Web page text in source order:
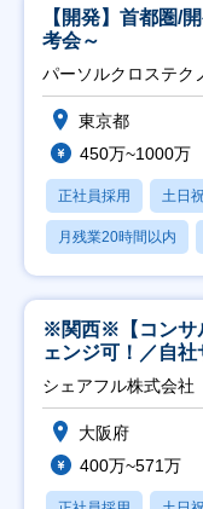
【開発】首都圏/
考会～
パーソルクロステク
東京都
450万~1000万
正社員採用 土日
月残業20時間以内
※関西※【コンサ
ェンジ可！／自
シェアフル株式会社
大阪府
400万~571万